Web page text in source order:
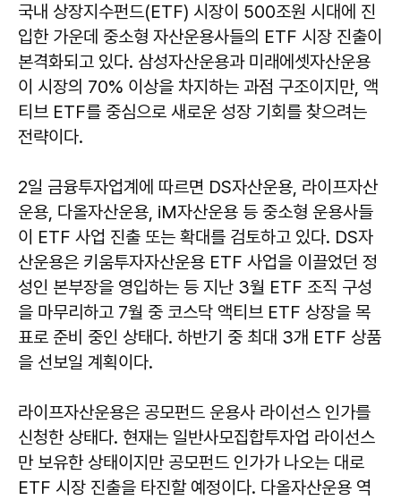
국내 상장지수펀드(ETF) 시장이 500조원 시대에 진
입한 가운데 중소형 자산운용사들의 ETF 시장 진출이
본격화되고 있다. 삼성자산운용과 미래에셋자산운용
이 시장의 70% 이상을 차지하는 과점 구조이지만, 액
티브 ETF를 중심으로 새로운 성장 기회를 찾으려는
전략이다.
2일 금융투자업계에 따르면 DS자산운용, 라이프자산
운용, 다올자산운용, iM자산운용 등 중소형 운용사들
이 ETF 사업 진출 또는 확대를 검토하고 있다. DS자
산운용은 키움투자자산운용 ETF 사업을 이끌었던 정
성인 본부장을 영입하는 등 지난 3월 ETF 조직 구성
을 마무리하고 7월 중 코스닥 액티브 ETF 상장을 목
표로 준비 중인 상태다. 하반기 중 최대 3개 ETF 상품
을 선보일 계획이다.
라이프자산운용은 공모펀드 운용사 라이선스 인가를
신청한 상태다. 현재는 일반사모집합투자업 라이선스
만 보유한 상태이지만 공모펀드 인가가 나오는 대로
ETF 시장 진출을 타진할 예정이다. 다올자산운용 역